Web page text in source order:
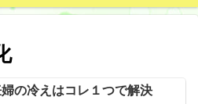
の冷えはコレ１つで解決